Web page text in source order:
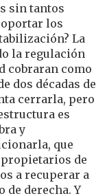
sin tantos
los
La
la regulación
cobraran como
dos décadas de
cerrarla, pero
es
y
que
de
a recuperar a
de derecha. Y